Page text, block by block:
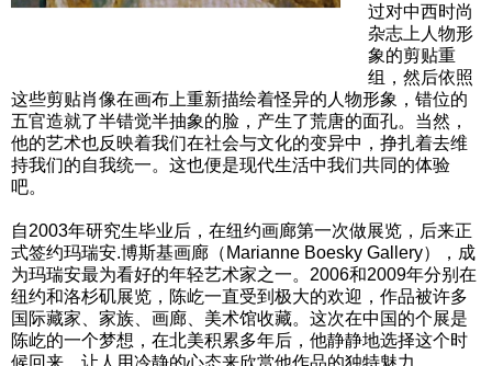
过对中西时尚
杂志上人物形
象的剪贴重
组，然后依照
这些剪贴肖像在画布上重新描绘着怪异的人物形象，错位的
五官造就了半错觉半抽象的脸，产生了荒唐的面孔。当然，
他的艺术也反映着我们在社会与文化的变异中，挣扎着去维
持我们的自我统一。这也便是现代生活中我们共同的体验
吧。
自2003年研究生毕业后，在纽约画廊第一次做展览，后来正
式签约玛瑞安.博斯基画廊（Marianne Boesky Gallery），成
为玛瑞安最为看好的年轻艺术家之一。2006和2009年分别在
纽约和洛杉矶展览，陈屹一直受到极大的欢迎，作品被许多
国际藏家、家族、画廊、美术馆收藏。这次在中国的个展是
陈屹的一个梦想，在北美积累多年后，他静静地选择这个时
候回来，让人用冷静的心态来欣赏他作品的独特魅力。